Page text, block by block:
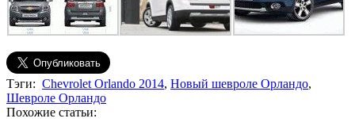
Тэги: Chevrolet Orlando 2014, Новый шевроле Орландо,
Шевроле Орландо
Похожие статьи: